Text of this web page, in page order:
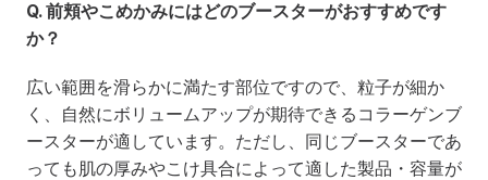
Q. 前頬やこめかみにはどのブースターがおすすめです
か？
広い範囲を滑らかに満たす部位ですので、粒子が細か
く、自然にボリュームアップが期待できるコラーゲンブ
ースターが適しています。ただし、同じブースターであ
っても肌の厚みやこけ具合によって適した製品・容量が